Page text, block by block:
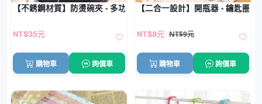
【不銹鋼材質】防燙碗夾 - 多功能提盤器
NT$35元
購物車 詢價車
【二合一設計】開瓶器 - 鑰匙圈工
NT$8元 NT$9元
購物車 詢價車